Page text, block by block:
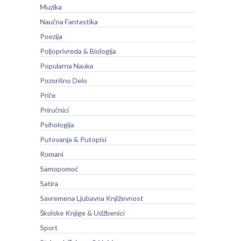
Muzika
Naučna Fantastika
Poezija
Poljoprivreda & Biologija
Popularna Nauka
Pozorišno Delo
Priče
Priručnici
Psihologija
Putovanja & Putopisi
Romani
Samopomoć
Satira
Savremena Ljubavna Književnost
Školske Knjige & Udžbenici
Sport